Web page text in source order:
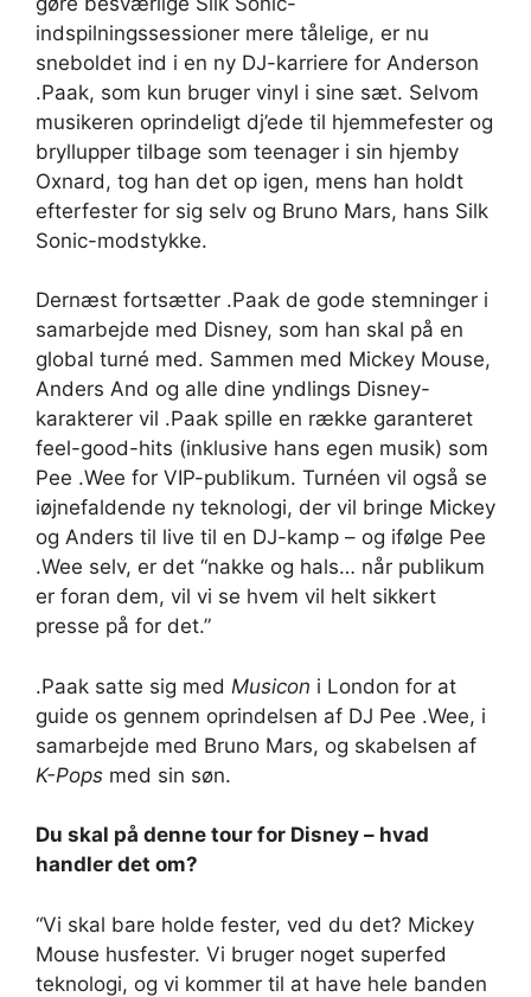
indspilningssessioner mere tålelige, er nu
sneboldet ind i en ny DJ-karriere for Anderson
.Paak, som kun bruger vinyl i sine sæt. Selvom
musikeren oprindeligt dj’ede til hjemmefester og
bryllupper tilbage som teenager i sin hjemby
Oxnard, tog han det op igen, mens han holdt
efterfester for sig selv og Bruno Mars, hans Silk
Sonic-modstykke.
Dernæst fortsætter .Paak de gode stemninger i
samarbejde med Disney, som han skal på en
global turné med. Sammen med Mickey Mouse,
Anders And og alle dine yndlings Disney-
karakterer vil .Paak spille en række garanteret
feel-good-hits (inklusive hans egen musik) som
Pee .Wee for VIP-publikum. Turnéen vil også se
iøjnefaldende ny teknologi, der vil bringe Mickey
og Anders til live til en DJ-kamp – og ifølge Pee
.Wee selv, er det “nakke og hals… når publikum
er foran dem, vil vi se hvem vil helt sikkert
presse på for det.”
.Paak satte sig med Musicon i London for at
guide os gennem oprindelsen af ​​DJ Pee .Wee, i
samarbejde med Bruno Mars, og skabelsen af
K-Pops med sin søn.
Du skal på denne tour for Disney – hvad
handler det om?
“Vi skal bare holde fester, ved du det? Mickey
Mouse husfester. Vi bruger noget superfed
teknologi, og vi kommer til at have hele banden